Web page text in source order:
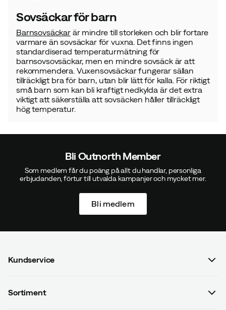
Sovsäckar för barn
Barnsovsäckarär mindre till storleken och blir fortare
varmare än sovsäckar för vuxna. Det finns ingen
standardiserad temperaturmätning för
barnsovsovsäckar, men en mindre sovsäck är att
rekommendera. Vuxensovsäckar fungerar sällan
tillräckligt bra för barn, utan blir lätt för kalla. För riktigt
små barn som kan bli kraftigt nedkylda är det extra
viktigt att säkerställa att sovsäcken håller tillräckligt
hög temperatur.
Bli Outnorth Member
Som medlem får du poäng på allt du handlar, personliga
erbjudanden, förtur till utvalda kampanjer och mycket mer.
Bli medlem
Kundservice
Kontakta oss
Sortiment